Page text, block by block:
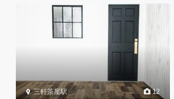
12
三軒茶屋駅